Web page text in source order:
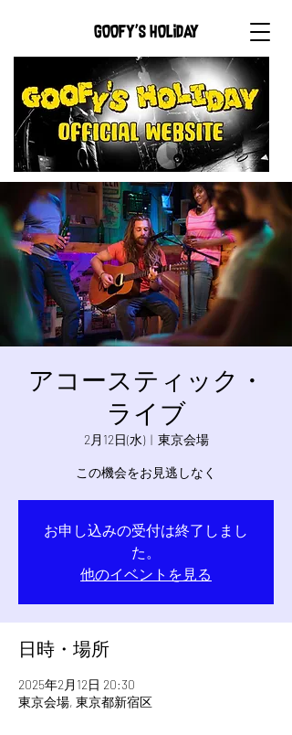
GOOFY'S HOLIDAY
アコースティック・
ライブ
2月12日(水)
  |
東京会場
この機会をお見逃しなく
お申し込みの受付は終了しまし
た。
他のイベントを見る
日時・場所
2025年2月12日 20:30
東京会場, 東京都新宿区